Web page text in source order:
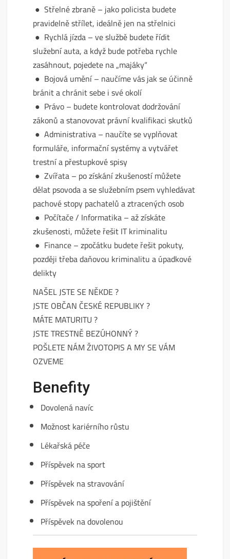
● Střelné zbraně – jako policista budete
pravidelně střílet, ideálně jen na střelnici
● Rychlá jízda – ve službě budete řídit
služební auta, a když bude potřeba rychle
zasáhnout, pojedete na „majáky“
● Bojová umění – naučíme vás jak se účinně
bránit a chránit sebe i své okolí
● Právo – budete kontrolovat dodržování
zákonů a stanovovat právní kvalifikaci skutků
● Administrativa – naučíte se vyplňovat
formuláře, informační systémy a vytvářet
trestní a přestupkové spisy
● Zvířata – po získání zkušeností můžete
dělat psovoda a se služebním psem vyhledávat
pachové stopy pachatelů a ztracených osob
● Počítače / Informatika – až získáte
zkušenosti, můžete řešit IT kriminalitu
● Finance – zpočátku budete řešit pokuty,
později třeba daňovou kriminalitu a úpadkové
delikty
NAŠEL JSTE SE NĚKDE ?
JSTE OBČAN ČESKÉ REPUBLIKY ?
MÁTE MATURITU ?
JSTE TRESTNĚ BEZÚHONNÝ ?
POŠLETE NÁM ŽIVOTOPIS A MY SE VÁM
OZVEME
Benefity
Dovolená navíc
Možnost kariérního růstu
Lékařská péče
Příspěvek na sport
Příspěvek na stravování
Příspěvek na spoření a pojištění
Příspěvek na dovolenou